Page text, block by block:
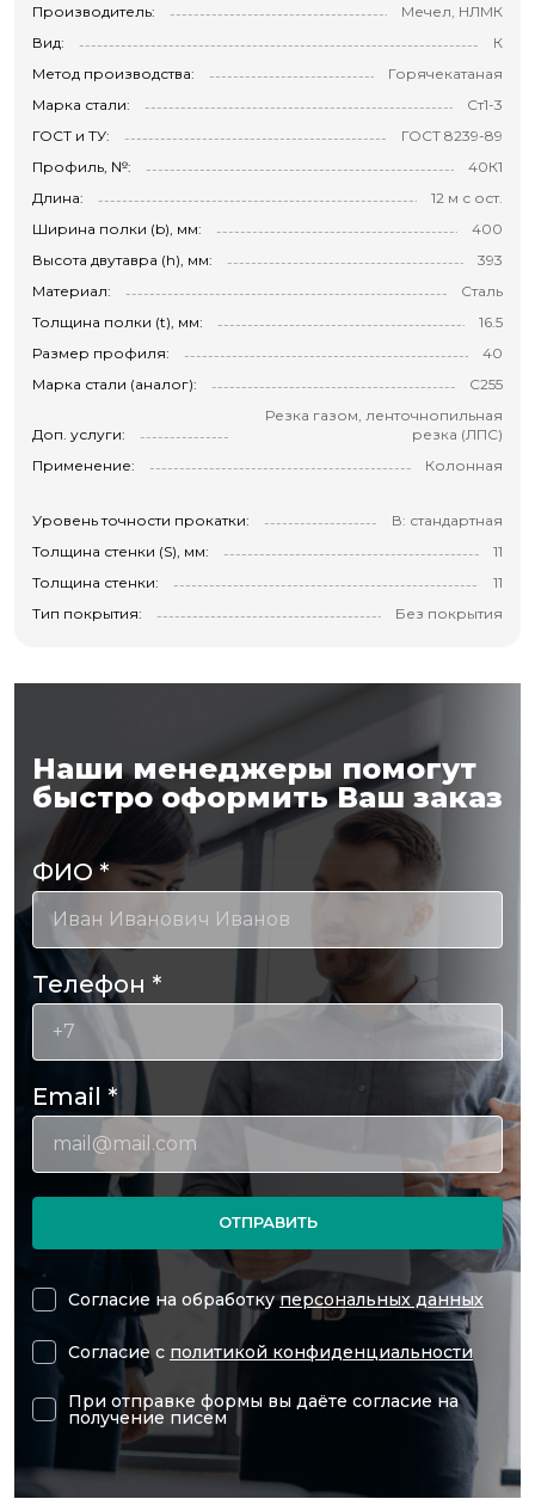
Производитель:
Мечел, НЛМК
Вид:
К
Метод производства:
Горячекатаная
Марка стали:
Ст1-3
ГОСТ и ТУ:
ГОСТ 8239-89
Профиль, №:
40К1
Длина:
12 м с ост.
Ширина полки (b), мм:
400
Высота двутавра (h), мм:
393
Материал:
Сталь
Толщина полки (t), мм:
16.5
Размер профиля:
40
Марка стали (аналог):
С255
Доп. услуги:
Резка газом, ленточнопильная
резка (ЛПС)
Применение:
Колонная
Уровень точности прокатки:
В: стандартная
Толщина стенки (S), мм:
11
Толщина стенки:
11
Тип покрытия:
Без покрытия
Наши менеджеры помогут
быстро оформить Ваш заказ
ФИО*
Телефон *
Email *
ОТПРАВИТЬ
Согласие на обработкуперсональных данных
Согласие с политикой конфиденциальности
При отправке формы вы даёте согласие на
получение писем